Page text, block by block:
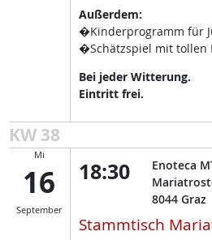
Außerdem:
�Kinderprogramm für
�Schätzspiel mit tollen
Bei jeder Witterung.
Eintritt frei.
KW 38
Mi
16
September
18:30
Enoteca
8044 Graz
Stammtisch